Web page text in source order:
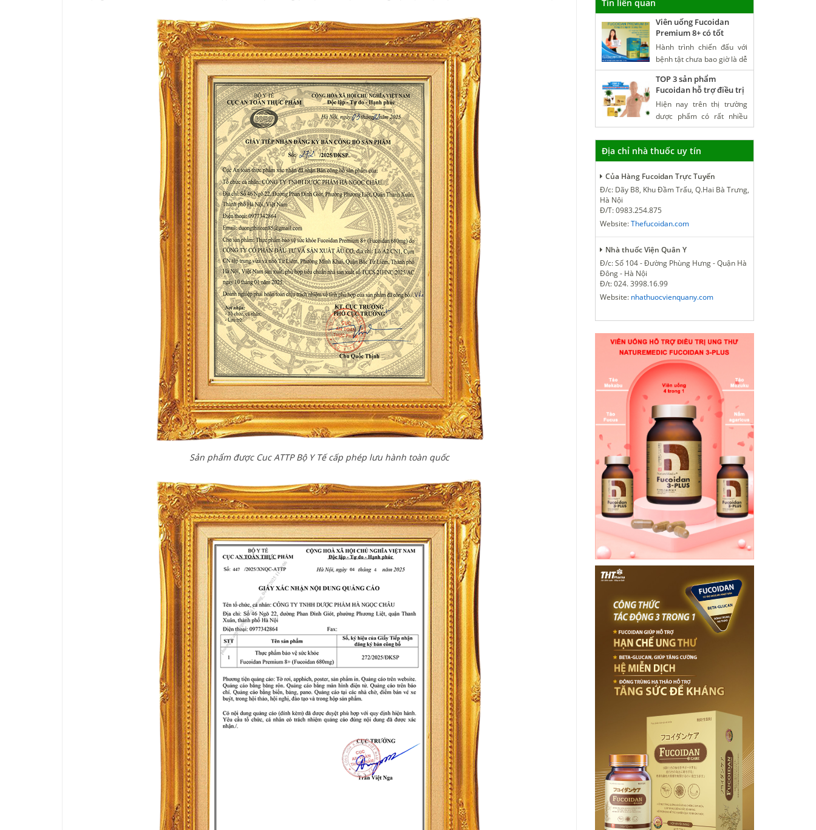
Sản phẩm được Cuc ATTP Bộ Y Tế cấp phép lưu hành toàn quốc
Tin liên quan
Viên uống Fucoidan
Premium 8+ có tốt
không, những ai nên
dùng, giá bao nhiêu và
mua ở đâu?
Hành trình chiến đấu với
bệnh tật chưa bao giờ là dễ
dàng. Đó không chỉ là nỗi
đau về thể xác, mà còn là
những mệt mỏi, lo âu kéo
dài, những lần điều trị kiệt
quệ sức lực, và cả hành
vọng giữa vô vàn phương
pháp hỗ trợ. Thấu hiểu
Fucoidan Premium 8 ra đời
- không chỉ là một sản
phẩm, mà còn là một
thêm sức mạnh cho những
đang ngày đêm chiến đấu
với bệnh tật.
TOP 3 sản phẩm
Fucoidan hỗ trợ điều trị
ung thư mà bạn nên biết
Hiện nay trên thị trường
dược phẩm có rất nhiều
loại thực phẩm chức năng
hỗ trợ điều trị ung thư, từ
sản phẩm trong nước đến
khẩu. Và cùng 1 sản phẩm
các đơn vị bán lẻ cũng có
rất nhiều. Vậy làm thế nào
để người ung thư có thể
mua được sản phẩm tốt
nhất với giá hợp lý nhất,
hãy cùng tichchu.com tìm
trị ung thư này nhé.
Địa chỉ nhà thuốc uy tín
Của Hàng Fucoidan Trực Tuyến
Đ/c: Dãy B8, Khu Đầm Trấu, Q.Hai Bà Trưng,
Hà Nội
Đ/T: 0983.254.875
Website:Thefucoidan.com
Nhà thuốc Viện Quân Y
Đ/c: Số 104 - Đường Phùng Hưng - Quận Hà
Đông - Hà Nội
Đ/t: 024. 3998.16.99
Website: nhathuocvienquany.com